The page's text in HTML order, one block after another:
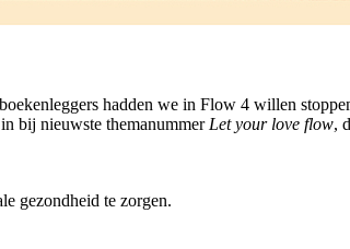
hadden we in Flow 4 willen
bij nieuwste themanummer Let your love flow,
gezondheid te zorgen.